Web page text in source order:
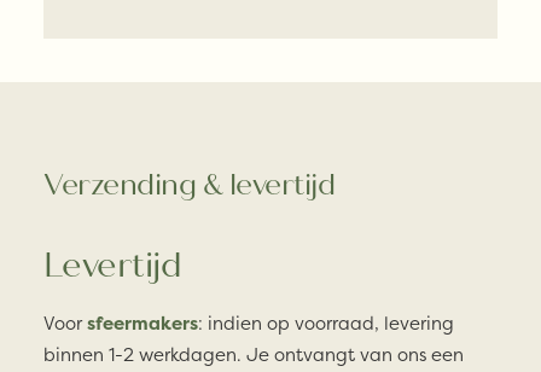
Verzending & levertijd
Levertijd
Voorsfeermakers: indien op voorraad, levering
binnen 1-2 werkdagen. Je ontvangt van ons een